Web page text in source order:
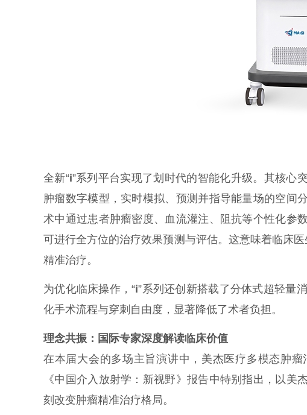
全新“i”系列平台实现了划时代的智能化升级。其核心
肿瘤数字模型，实时模拟、预测并指导能量场的空间
术中通过患者肿瘤密度、血流灌注、阻抗等个性化参
可进行全方位的治疗效果预测与评估。这意味着临床
精准治疗。
为优化临床操作，“i”系列还创新搭载了分体式超轻量
化手术流程与穿刺自由度，显著降低了术者负担。
理念共振：国际专家深度解读临床价值
在本届大会的多场主旨演讲中，美杰医疗多模态肿
《中国介入放射学：新视野》报告中特别指出，以
刻改变肿瘤精准治疗格局。